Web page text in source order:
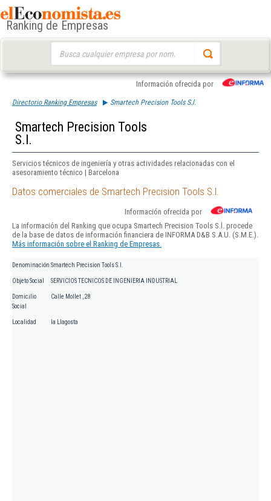
Ranking de Empresas
Información ofrecida por
Directorio Ranking Empresas Smartech Precision Tools S.l.
Smartech Precision Tools
S.l.
Servicios técnicos de ingeniería y otras actividades relacionadas con el
asesoramiento técnico | Barcelona
Datos comerciales de Smartech Precision Tools S.l.
Información ofrecida por
La información del Ranking que ocupa Smartech Precision Tools S.l. procede
de la base de datos de información financiera de INFORMA D&B S.A.U. (S.M.E.).
Más información sobre el Ranking de Empresas.
Denominación Smartech Precision Tools S.l.
Objeto Social SERVICIOS TECNICOS DE INGENIERIA INDUSTRIAL
Domicilio
Social
Calle Mollet , 28
Localidad la Llagosta